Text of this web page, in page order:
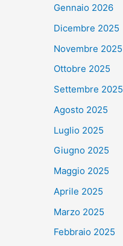
Gennaio 2026
Dicembre 2025
Novembre 2025
Ottobre 2025
Settembre 2025
Agosto 2025
Luglio 2025
Giugno 2025
Maggio 2025
Aprile 2025
Marzo 2025
Febbraio 2025